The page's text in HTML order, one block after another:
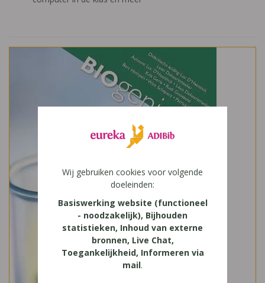
Wij gebruiken cookies voor volgende
doeleinden:
Basiswerking website (functioneel
- noodzakelijk), Bijhouden
statistieken, Inhoud van externe
bronnen, Live Chat,
Toegankelijkheid, Informeren via
mail.